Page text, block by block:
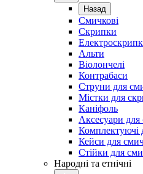
Назад
Смичкові
Скрипки
Альти
Віолончелі
Контрабаси
Струни для
Містки для
Каніфоль
Аксесуари
Комплектуючі
Кейси для
Стійки для
Народні та етнічні